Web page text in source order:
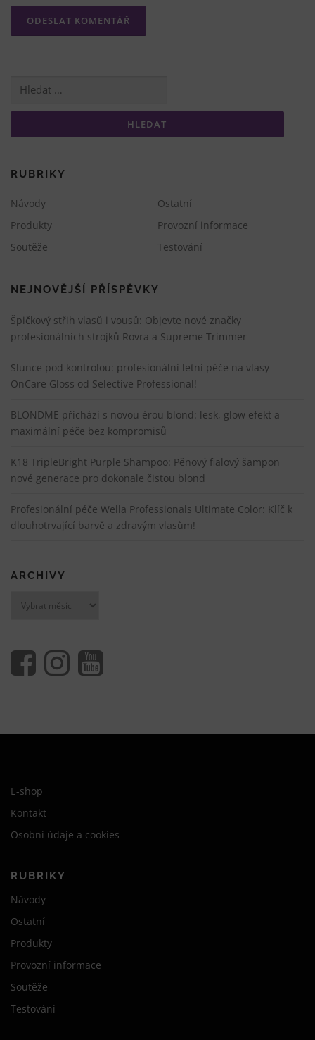
RUBRIKY
Návody
Ostatní
Produkty
Provozní informace
Soutěže
Testování
NEJNOVĚJŠÍ PŘÍSPĚVKY
Špičkový střih vlasů i vousů: Objevte nové značky
profesionálních strojků Rovra a Supreme Trimmer
Slunce pod kontrolou: profesionální letní péče na vlasy
OnCare Gloss od Selective Professional!
BLONDME přichází s novou érou blond: lesk, glow efekt a
maximální péče bez kompromisů
K18 TripleBright Purple Shampoo: Pěnový fialový šampon
nové generace pro dokonale čistou blond
Profesionální péče Wella Professionals Ultimate Color: Klíč k
dlouhotrvající barvě a zdravým vlasům!
ARCHIVY
E-shop
Kontakt
Osobní údaje a cookies
RUBRIKY
Návody
Ostatní
Produkty
Provozní informace
Soutěže
Testování